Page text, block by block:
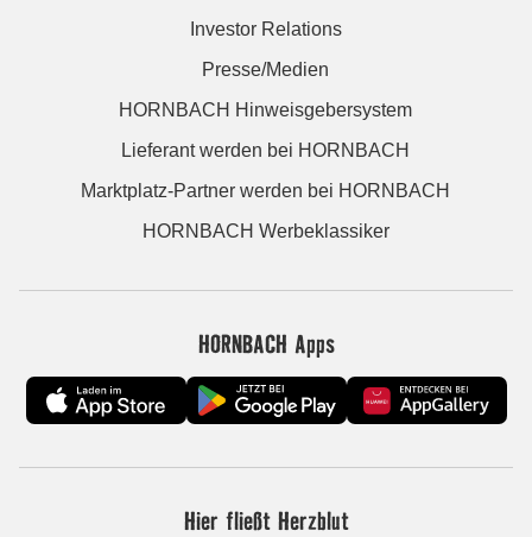
Investor Relations
Presse/Medien
HORNBACH Hinweisgebersystem
Lieferant werden bei HORNBACH
Marktplatz-Partner werden bei HORNBACH
HORNBACH Werbeklassiker
HORNBACH Apps
Hier fließt Herzblut